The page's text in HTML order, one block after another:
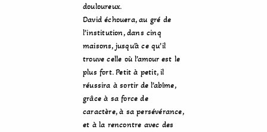
douloureux.
David échouera, au gré de
l’institution, dans cinq
maisons, jusqu’à ce qu’il
trouve celle où l’amour est le
plus fort. Petit à petit, il
réussira à sortir de l’abîme,
grâce à sa force de
caractère, à sa persévérance,
et à la rencontre avec des